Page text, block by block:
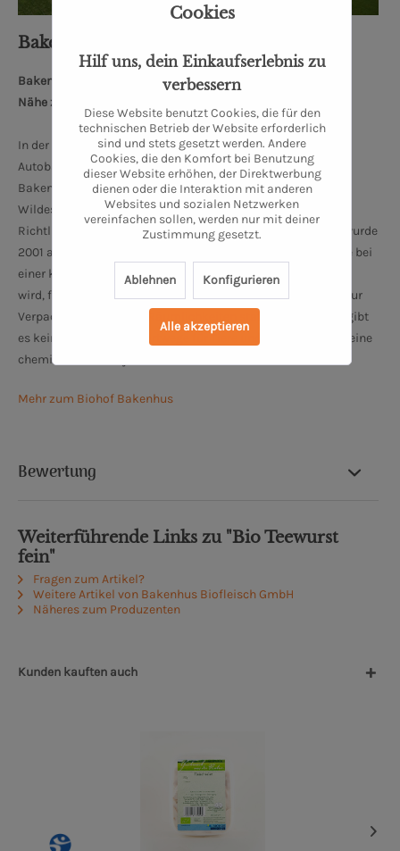
Bakenhus Biofleisch GmbH
Bakenhuser Esch 8, 26197 Großenkneten
Nähe zum Oldenburger Schloss: 34 km
In der Nähe von Oldenburg und Bremen, 10 km nördlich des
Autobahndreiecks Ahlhorner Heide, befindet sich der Biohof
Bakenhus, ruhig und idyllisch gelegen im Naturpark
Wildeshauser Geest. Der Hof wird seit 1997 nach Naturland-
Richtlinien bewirtschaftet. Die Bakenhus Biofleisch GmbH wurde
2001 auf dem Biohof gegründet. Bis auf die Schlachtung, die bei
einer kleinen Landschlachterei im Nachbarort durchgeführt
wird, findet die gesamte Produktion, von der Zerlegung bis zur
Verpackung in eigenen Räumlichkeiten statt. Kurzum: Hier gibt
es keine langen Transportwege für Tiere und Produkte und keine
chemischen oder synthetischen Zusatzstoffe.
Mehr zum Biohof Bakenhus
Bewertung
Weiterführende Links zu "Bio Teewurst
fein"
Fragen zum Artikel?
Weitere Artikel von Bakenhus Biofleisch GmbH
Näheres zum Produzenten
Kunden kauften auch
Cookies
Hilf uns, dein Einkaufserlebnis zu
verbessern
Diese Website benutzt Cookies, die für den
technischen Betrieb der Website erforderlich
sind und stets gesetzt werden. Andere
Cookies, die den Komfort bei Benutzung
dieser Website erhöhen, der Direktwerbung
dienen oder die Interaktion mit anderen
Websites und sozialen Netzwerken
vereinfachen sollen, werden nur mit deiner
Zustimmung gesetzt.
Ablehnen Konfigurieren
Alle akzeptieren